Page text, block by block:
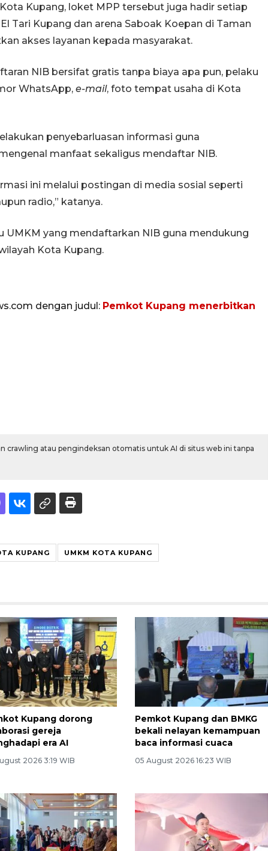
Kupang, loket MPP tersebut juga hadir setiap
Tari Kupang dan arena Saboak Koepan di Taman
akses layanan kepada masyarakat.
NIB bersifat gratis tanpa biaya apa pun, pelaku
WhatsApp, e-mail, foto tempat usaha di Kota
penyebarluasan informasi guna
manfaat sekaligus mendaftar NIB.
ini melalui postingan di media sosial seperti
radio,” katanya.
UMKM yang mendaftarkan NIB guna mendukung
Kota Kupang.
dengan judul: Pemkot Kupang menerbitkan
crawling atau pengindeksan otomatis untuk AI di situs web ini tanpa
KUPANG UMKM KOTA KUPANG
Kupang dorong
gereja
era AI
2026 3:19 WIB
Pemkot Kupang dan BMKG
bekali nelayan kemampuan
baca informasi cuaca
05 August 2026 16:23 WIB
14 September 2025 9:27 WIB